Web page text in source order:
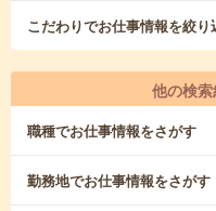
こだわりでお仕事情報を絞り
他の検
職種でお仕事情報をさがす
勤務地でお仕事情報をさがす